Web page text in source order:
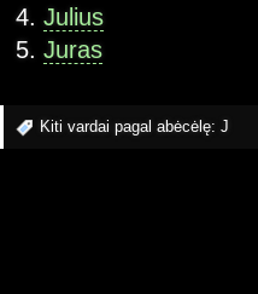
Julius
Juras
Kiti vardai pagal abėcėlę: J